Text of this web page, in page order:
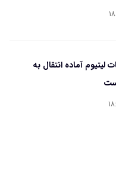
لیتیوم آماده انتقال به